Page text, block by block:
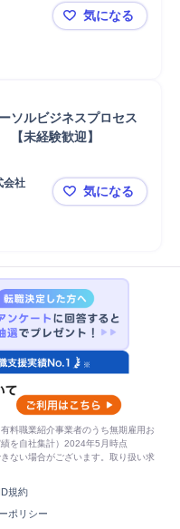
【貿易事務
気になる
ソルビジネスプロセス
【未経験歓迎】
会社
名古屋勤務
気になる
料職業紹介事業者のうち無期雇用お
を自社集計）2024年5月時点
ない場合がございます。取り扱い求
規約
ポリシー